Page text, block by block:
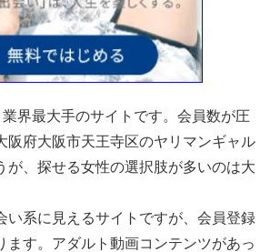
界最大手のサイトです。会員数が圧
阪府大阪市天王寺区のヤリマンギャル
が、探せる女性の選択肢が多いのは大
い系に見えるサイトですが、会員登録
ます。アダルト動画コンテンツがあっ